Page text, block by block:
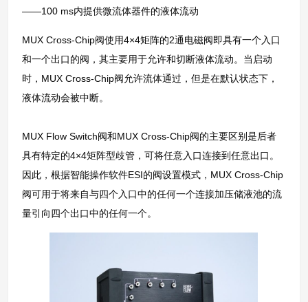
——100 ms内提供微流体器件的液体流动
MUX Cross-Chip阀使用4×4矩阵的2通电磁阀即具有一个入口
和一个出口的阀，其主要用于允许和切断液体流动。当启动
时，MUX Cross-Chip阀允许流体通过，但是在默认状态下，
液体流动会被中断。
MUX Flow Switch阀和MUX Cross-Chip阀的主要区别是后者
具有特定的4×4矩阵型歧管，可将任意入口连接到任意出口。
因此，根据智能操作软件ESI的阀设置模式，MUX Cross-Chip
阀可用于将来自与四个入口中的任何一个连接加压储液池的流
量引向四个出口中的任何一个。